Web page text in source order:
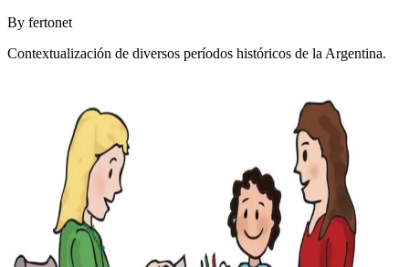
By fertonet
Contextualización de diversos períodos históricos de la Argentina.